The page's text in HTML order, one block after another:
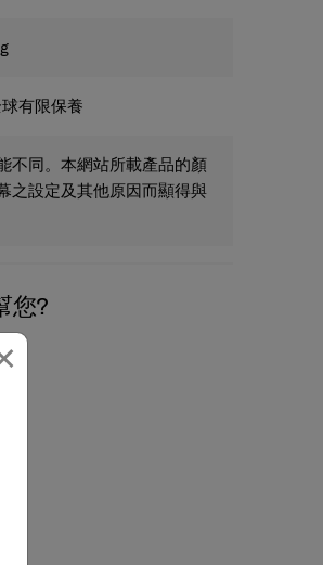
有限保養
不同。本網站所載產品的顏
之設定及其他原因而顯得與
您?